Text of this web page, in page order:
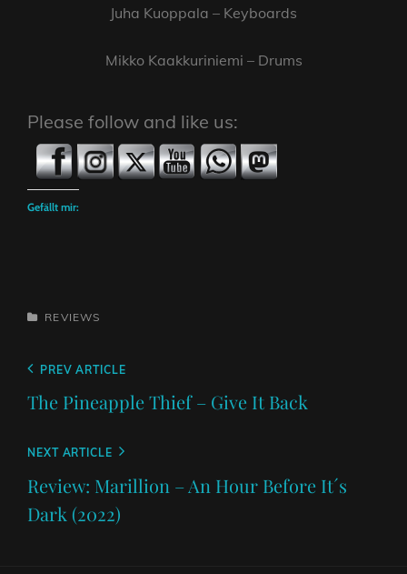
Juha Kuoppala – Keyboards
Mikko Kaakkuriniemi – Drums
Please follow and like us:
Gefällt mir:
CATEGORIES
REVIEWS
Beitragsnavigation
Previous
Post
PREV ARTICLE
The Pineapple Thief – Give It Back
Next
NEXT ARTICLE
Review: Marillion – An Hour Before It´s
Dark (2022)